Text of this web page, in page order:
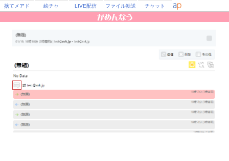
捨てメアド 絵チャ LIVE配信 ファイル転送 チャット